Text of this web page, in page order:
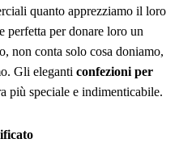
quanto apprezziamo il loro
perfetta per donare loro un
non conta solo cosa doniamo,
Gli eleganti confezioni per
più speciale e indimenticabile.